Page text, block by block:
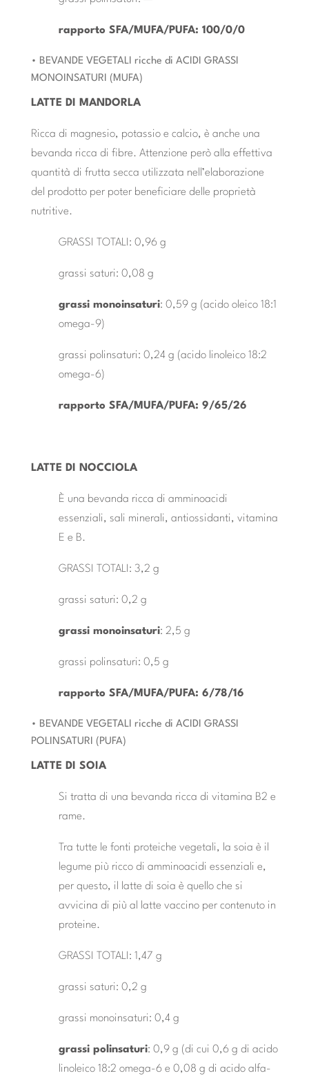
rapporto SFA/MUFA/PUFA: 100/0/0
• BEVANDE VEGETALI ricche di ACIDI GRASSI
MONOINSATURI (MUFA)
LATTE DI MANDORLA
Ricca di magnesio, potassio e calcio, è anche una
bevanda ricca di fibre. Attenzione però alla effettiva
quantità di frutta secca utilizzata nell’elaborazione
del prodotto per poter beneficiare delle proprietà
nutritive.
GRASSI TOTALI: 0,96 g
grassi saturi: 0,08 g
grassi monoinsaturi: 0,59 g (acido oleico 18:1
omega-9)
grassi polinsaturi: 0,24 g (acido linoleico 18:2
omega-6)
rapporto SFA/MUFA/PUFA: 9/65/26
LATTE DI NOCCIOLA
È una bevanda ricca di amminoacidi
essenziali, sali minerali, antiossidanti, vitamina
E e B.
GRASSI TOTALI: 3,2 g
grassi saturi: 0,2 g
grassi monoinsaturi: 2,5 g
grassi polinsaturi: 0,5 g
rapporto SFA/MUFA/PUFA: 6/78/16
• BEVANDE VEGETALI ricche di ACIDI GRASSI
POLINSATURI (PUFA)
LATTE DI SOIA
Si tratta di una bevanda ricca di vitamina B2 e
rame.
Tra tutte le fonti proteiche vegetali, la soia è il
legume più ricco di amminoacidi essenziali e,
per questo, il latte di soia è quello che si
avvicina di più al latte vaccino per contenuto in
proteine.
GRASSI TOTALI: 1,47 g
grassi saturi: 0,2 g
grassi monoinsaturi: 0,4 g
grassi polinsaturi: 0,9 g (di cui 0,6 g di acido
linoleico 18:2 omega-6 e 0,08 g di acido alfa-